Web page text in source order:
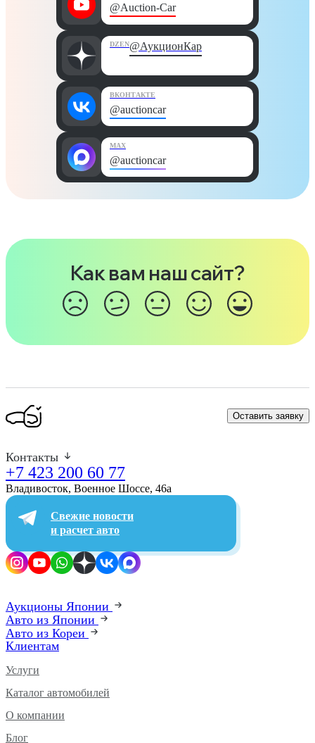
@Auction-Car
DZEN@АукционКар
ВКОНТАКТЕ
@auctioncar
MAX
@auctioncar
Как вам наш сайт?
Оставить заявку
Контакты
+7 423 200 60 77
Владивосток, Военное Шоссе, 46а​
Свежие новости
и расчет авто
Аукционы Японии
Авто из Японии
Авто из Кореи
Клиентам
Услуги
Каталог автомобилей
О компании
Блог